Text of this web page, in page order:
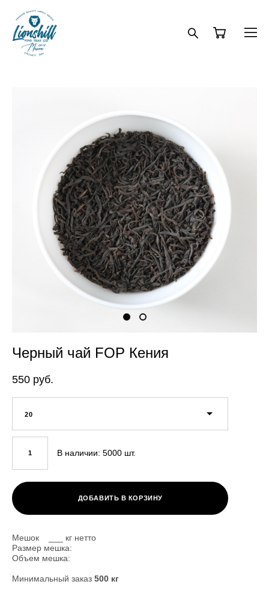
Черный чай FOP Кения
550 pуб.
20
В наличии: 5000 шт.
ДОБАВИТЬ В КОРЗИНУ
Мешок ___ кг нетто
Размер мешка:
Объем мешка:
Минимальный заказ 500 кг